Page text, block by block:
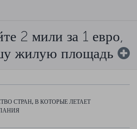
2 мили за 1 евро,
жилую площадь
СТРАН, В КОТОРЫЕ ЛЕТАЕТ